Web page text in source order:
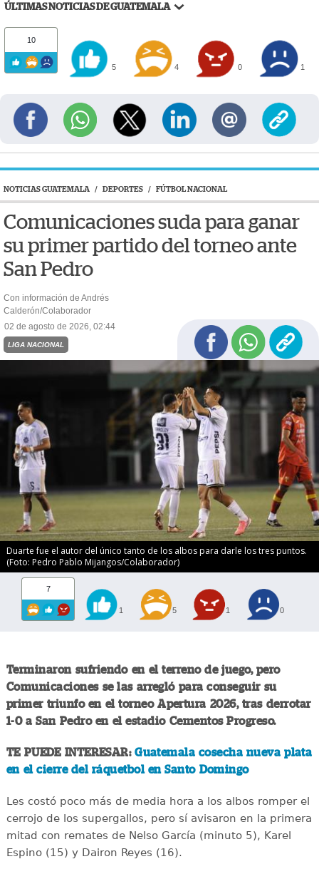
ÚLTIMAS NOTICIAS DE GUATEMALA
10
5 4 0 1
NOTICIAS GUATEMALA / DEPORTES / FÚTBOL NACIONAL
Comunicaciones suda para ganar
su primer partido del torneo ante
San Pedro
Con información de Andrés
Calderón/Colaborador
02 de agosto de 2026, 02:44
LIGA NACIONAL
Duarte fue el autor del único tanto de los albos para darle los tres puntos.
(Foto: Pedro Pablo Mijangos/Colaborador)
7
1 5 1 0
Terminaron sufriendo en el terreno de juego, pero
Comunicaciones se las arregló para conseguir su
primer triunfo en el torneo Apertura 2026, tras derrotar
1-0 a San Pedro en el estadio Cementos Progreso.
TE PUEDE INTERESAR:Guatemala cosecha nueva plata
en el cierre del ráquetbol en Santo Domingo
Les costó poco más de media hora a los albos romper el
cerrojo de los supergallos, pero sí avisaron en la primera
mitad con remates de Nelso García (minuto 5), Karel
Espino (15) y Dairon Reyes (16).